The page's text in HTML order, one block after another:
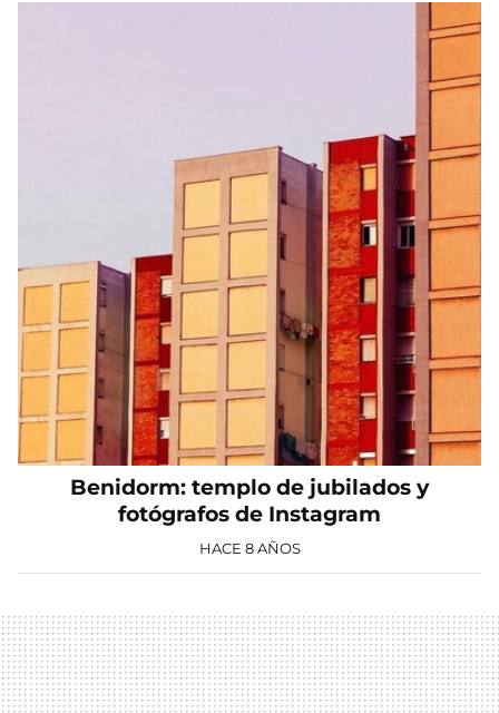
Benidorm: templo de jubilados y
fotógrafos de Instagram
HACE 8 AÑOS